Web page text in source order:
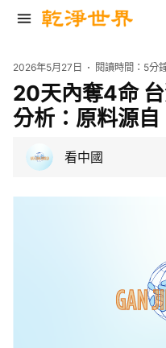
2026年5月27日 閱讀時間： 5分
20天內奪4命
分析：原料源
看中國